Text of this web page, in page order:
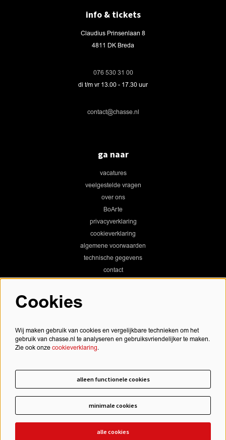
info & tickets
Claudius Prinsenlaan 8
4811 DK Breda
076 530 31 00
di t/m vr 13.00 - 17.30 uur
contact@chasse.nl
ga naar
vacatures
veelgestelde vragen
over ons
BoArte
privacyverklaring
cookieverklaring
algemene voorwaarden
technische gegevens
contact
Cookies
Wij maken gebruik van cookies en vergelijkbare technieken om het
gebruik van chasse.nl te analyseren en gebruiksvriendelijker te maken.
Zie ook onze cookieverklaring.
alleen functionele cookies
minimale cookies
alle cookies